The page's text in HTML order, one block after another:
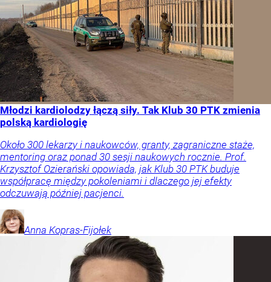
Młodzi kardiolodzy łączą siły. Tak Klub 30 PTK zmienia
polską kardiologię
Około 300 lekarzy i naukowców, granty, zagraniczne staże,
mentoring oraz ponad 30 sesji naukowych rocznie. Prof.
Krzysztof Ozierański opowiada, jak Klub 30 PTK buduje
współpracę między pokoleniami i dlaczego jej efekty
odczuwają później pacjenci.
Anna Kopras-Fijołek